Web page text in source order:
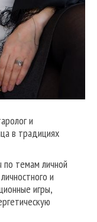
и
в традициях
по темам личной
и
игры,